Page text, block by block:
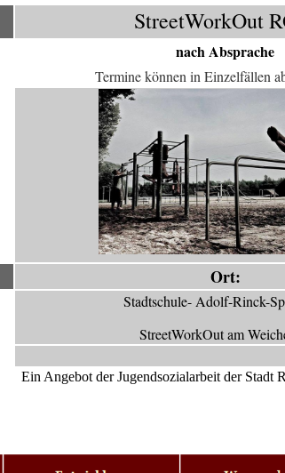
StreetWorkOut
nach Absprache
Termine können in Einzelfällen
Ort:
Stadtschule- Adolf-Rinck-
StreetWorkOut am
Ein Angebot der Jugendsozialarbeit der Stadt